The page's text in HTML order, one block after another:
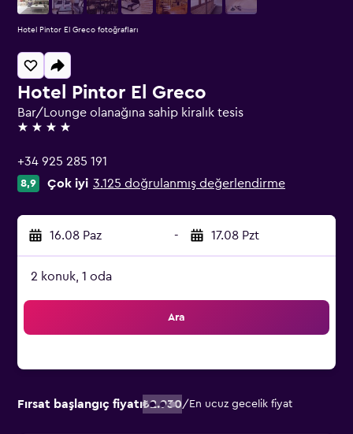
Hotel Pintor El Greco
Bar/Lounge olanağına sahip kiralık tesis
4 yıldız
+34 925 285 191
8,9 Çok iyi 3.125 doğrulanmış değerlendirme
16.08 Paz - 17.08 Pzt
2 konuk, 1 oda
Ara
Fırsat başlangıç fiyatı₺2.930/ En ucuz gecelik fiyat
Hotel Pintor El Greco fotoğrafları